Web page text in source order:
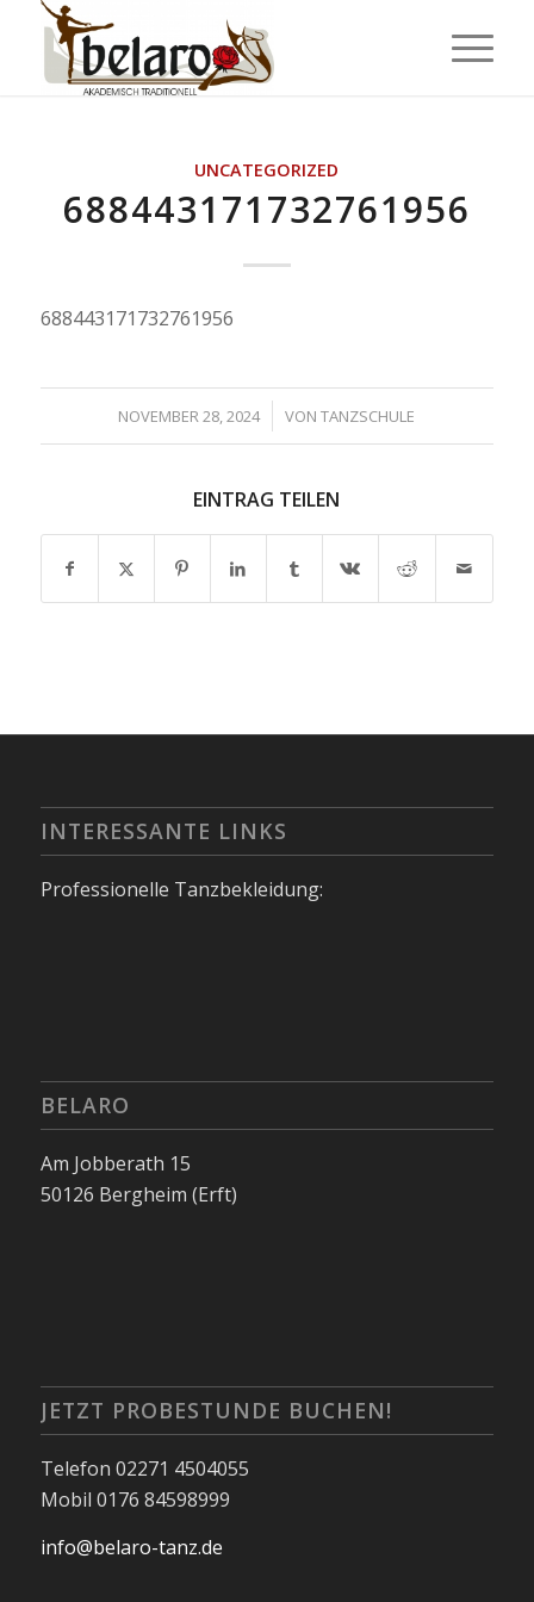
UNCATEGORIZED
688443171732761956
688443171732761956
NOVEMBER 28, 2024
/ VONTANZSCHULE
EINTRAG TEILEN
INTERESSANTE LINKS
Professionelle Tanzbekleidung:
BELARO
Am Jobberath 15
50126 Bergheim (Erft)
JETZT PROBESTUNDE BUCHEN!
Telefon 02271 4504055
Mobil 0176 84598999
info@belaro-tanz.de